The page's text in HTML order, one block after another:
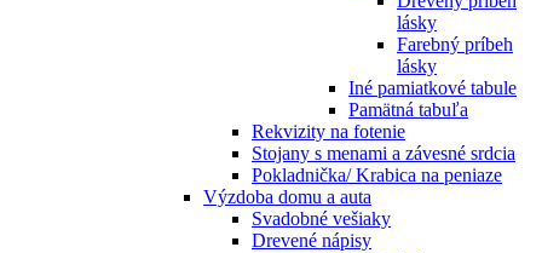
lásky
Farebný príbeh
lásky
Iné pamiatkové tabule
Pamätná tabuľa
Rekvizity na fotenie
Stojany s menami a závesné srdcia
Pokladnička/ Krabica na peniaze
Výzdoba domu a auta
Svadobné vešiaky
Drevené nápisy